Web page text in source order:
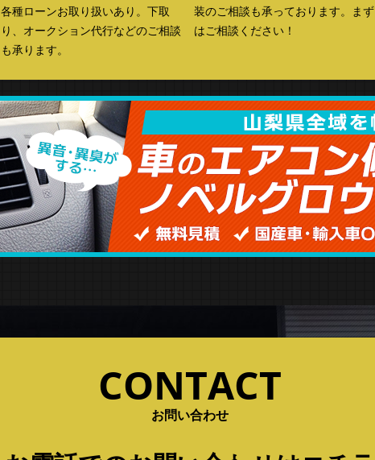
各種ローンお取り扱いあり。下取
り、オークション代行などのご相談
も承ります。
装のご相談も承っております。まず
はご相談ください！
CONTACT
お問い合わせ